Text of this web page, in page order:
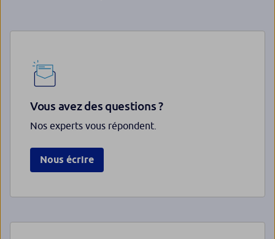
Vous avez des questions ?
Nos experts vous répondent.
Nous écrire